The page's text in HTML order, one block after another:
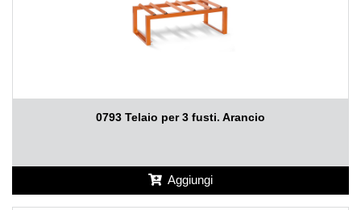
0793 Telaio per 3 fusti. Arancio
Aggiungi